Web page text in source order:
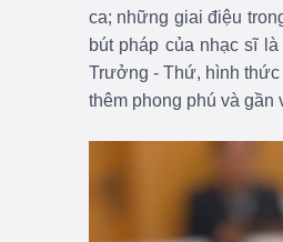
ca; những giai điệu
bút pháp của nhạc sĩ
Trưởng - Thứ, hình
thêm phong phú và gần